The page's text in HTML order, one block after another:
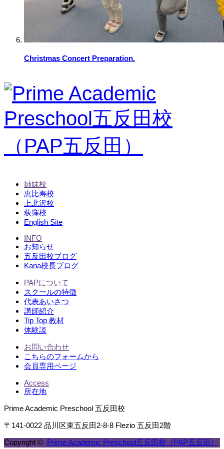
Christmas Concert Preparation.
姉妹校
恵比寿校
上北沢校
荻窪校
English Site
INFO
お知らせ
五反田校ブログ
Kana校長ブログ
PAPについて
スクールの特徴
代表あいさつ
講師紹介
Tip Top 教材
体験談
お問い合わせ
こちらのフォームから
会員専用ページ
Access
所在地
Prime Academic Preschool 五反田校
〒141-0022 品川区東五反田2-8-8 Flezio 五反田2階
Copyright © Prime Academic Preschool五反田校（PAP五反田）